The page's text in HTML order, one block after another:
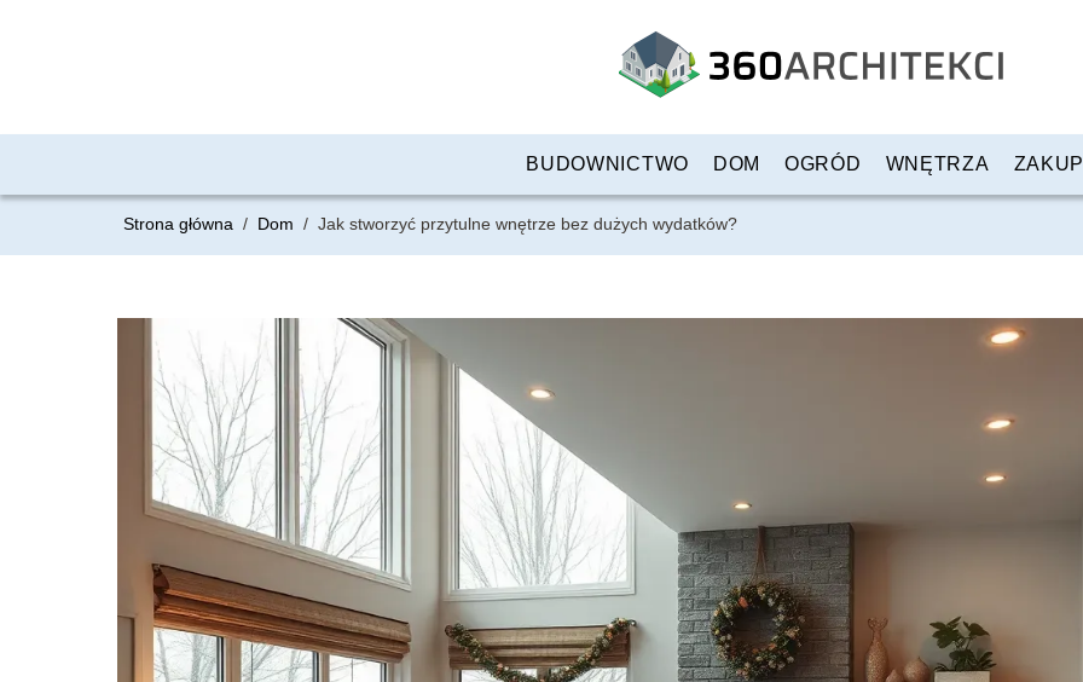
BUDOWNICTWO DOM OGRÓD WNĘTRZA
Strona główna / Dom / Jak stworzyć przytulne wnętrze bez dużych wydatków?